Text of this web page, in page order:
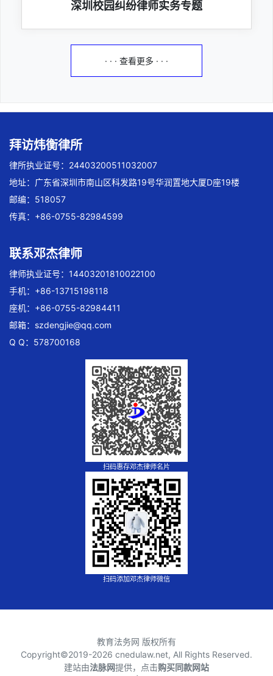
深圳校园纠纷律师实务专题
· · · 查看更多 · · ·
拜访炜衡律所
律所执业证号：24403200511032007
地址：广东省深圳市南山区科发路19号华润置地大厦D座19楼
邮编：518057
传真：+86-0755-82984599
联系邓杰律师
律师执业证号：14403201810022100
手机：+86-13715198118
座机：+86-0755-82984411
邮箱： szdengjie@qq.com
Q Q：578700168
扫码惠存邓杰律师名片
扫码添加邓杰律师微信
教育法务网 版权所有
Copyright©2019-2026 cnedulaw.net, All Rights Reserved.
建站由法脉网提供，点击购买同款网站